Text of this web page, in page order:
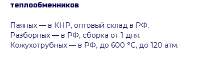
теплообменников
Паяных — в КНР, оптовый склад в РФ.
Разборных — в РФ, сборка от 1 дня.
Кожухотрубных — в РФ, до 600 °C, до 120 атм.